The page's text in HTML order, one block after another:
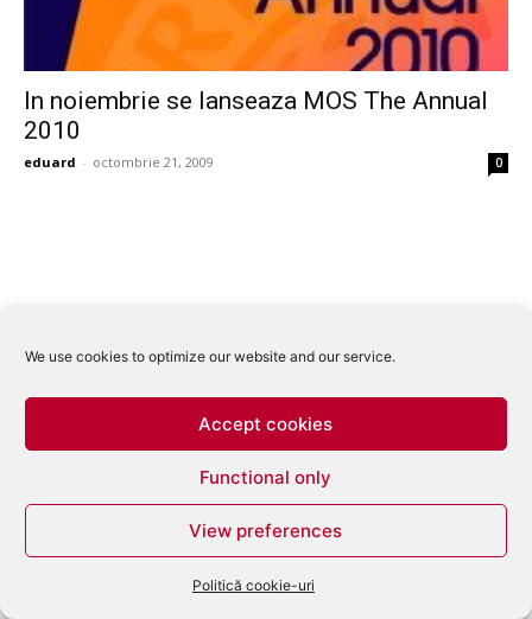
We use cookies to optimize our website and our service.
Accept cookies
Functional only
View preferences
Politică cookie-uri
In noiembrie se lanseaza MOS The Annual
2010
eduard - octombrie 21, 2009 0